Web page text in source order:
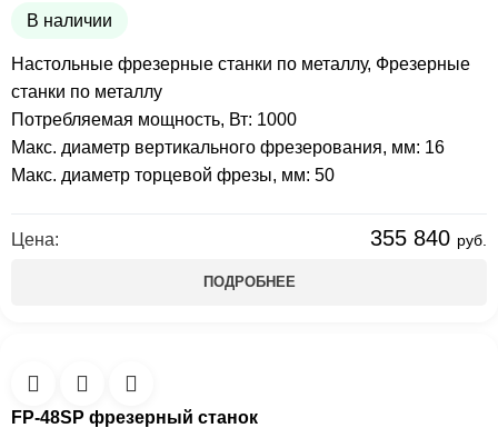
В наличии
Настольные фрезерные станки по металлу, Фрезерные
станки по металлу
Цена: 355 840 руб.
Потребляемая мощность, Вт: 1000
Макс. диаметр вертикального фрезерования, мм: 16
Макс. диаметр торцевой фрезы, мм: 50
ПОДРОБНЕЕ
FP-48SP фрезерный станок